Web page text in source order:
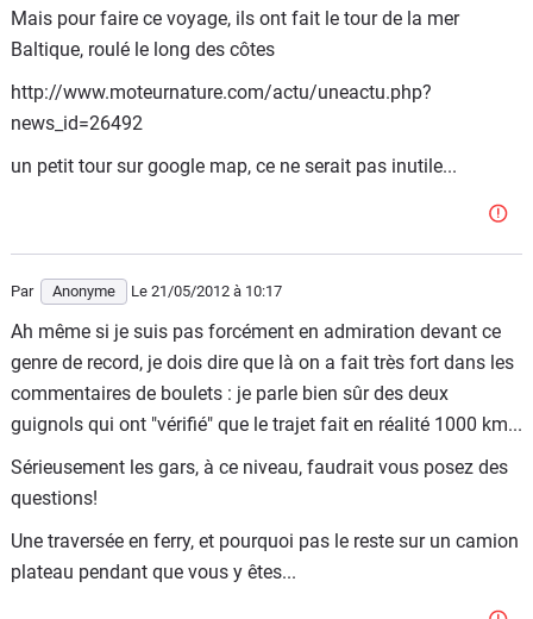
Mais pour faire ce voyage, ils ont fait le tour de la mer
Baltique, roulé le long des côtes
http://www.moteurnature.com/actu/uneactu.php?
news_id=26492
un petit tour sur google map, ce ne serait pas inutile...
Par Anonyme Le 21/05/2012 à 10:17
Ah même si je suis pas forcément en admiration devant ce
genre de record, je dois dire que là on a fait très fort dans les
commentaires de boulets : je parle bien sûr des deux
guignols qui ont "vérifié" que le trajet fait en réalité 1000 km...
Sérieusement les gars, à ce niveau, faudrait vous posez des
questions!
Une traversée en ferry, et pourquoi pas le reste sur un camion
plateau pendant que vous y êtes...